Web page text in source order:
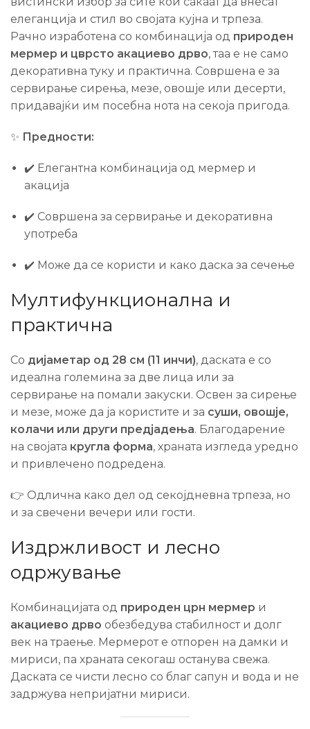
елеганција и стил во својата кујна и трпеза.
Рачно изработена со комбинација од природен
мермер и цврсто акациево дрво, таа е не само
декоративна туку и практична. Совршена е за
сервирање сирења, мезе, овошје или десерти,
придавајќи им посебна нота на секоја пригода.
✨ Предности:
✔️ Елегантна комбинација од мермер и
акација
✔️ Совршена за сервирање и декоративна
употреба
✔️ Може да се користи и како даска за сечење
Мултифункционална и
практична
Со дијаметар од 28 см (11 инчи), даската е со
идеална големина за две лица или за
сервирање на помали закуски. Освен за сирење
и мезе, може да ја користите и за суши, овошје,
колачи или други предјадења. Благодарение
на својата кругла форма, храната изгледа уредно
и привлечено подредена.
👉 Одлична како дел од секојдневна трпеза, но
и за свечени вечери или гости.
Издржливост и лесно
одржување
Комбинацијата од природен црн мермер и
акациево дрво обезбедува стабилност и долг
век на траење. Мермерот е отпорен на дамки и
мириси, па храната секогаш останува свежа.
Даската се чисти лесно со благ сапун и вода и не
задржува непријатни мириси.